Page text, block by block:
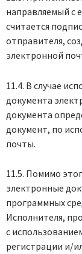
направляемый с
считается
отправителя,
электронной
11.4. В случае
документа
документа
документ, по
почты.
11.5. Помимо
электронные
программных
Исполнителя,
с
регистрации и/